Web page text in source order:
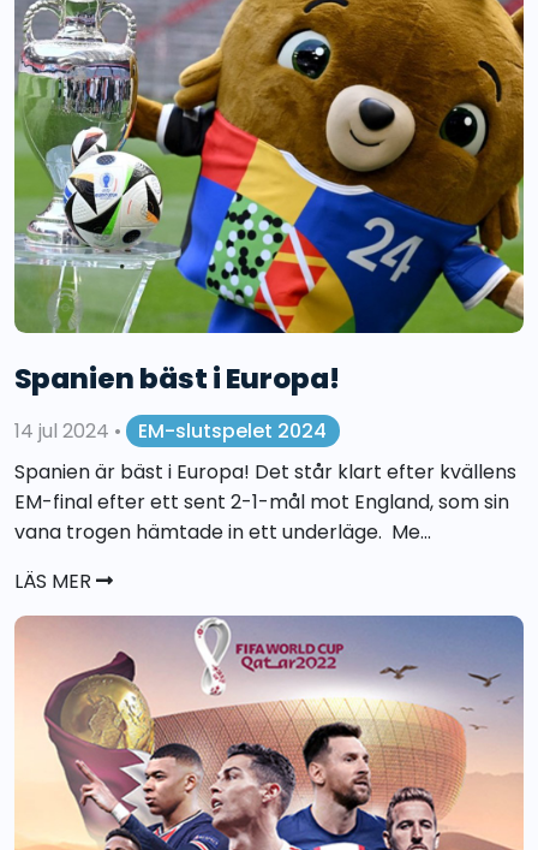
Spanien bäst i Europa!
14 jul 2024 •
EM-slutspelet 2024
Spanien är bäst i Europa! Det står klart efter kvällens
EM-final efter ett sent 2-1-mål mot England, som sin
vana trogen hämtade in ett underläge. Me...
LÄS MER